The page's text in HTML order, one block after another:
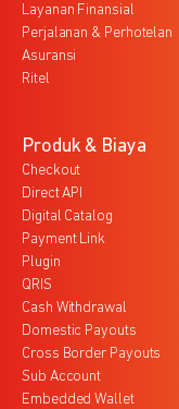
Layanan Finansial
Perjalanan & Perhotelan
Asuransi
Ritel
Produk & Biaya
Checkout
Direct API
Digital Catalog
Payment Link
Plugin
QRIS
Cash Withdrawal
Domestic Payouts
Cross Border Payouts
Sub Account
Embedded Wallet